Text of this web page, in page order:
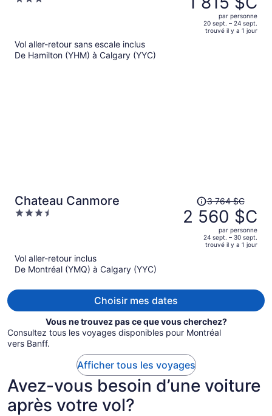
était
de 3 073 $C,
par personne
20 sept. – 24 sept.
trouvé il y a 1 jour
Vol aller-retour sans escale inclus
De Hamilton (YHM) à Calgary (YYC)
Chateau Canmore
3.5
prix
était
de 3 764 $C,
3 764 $C
2 560 $C
par personne
24 sept. – 30 sept.
trouvé il y a 1 jour
Vol aller-retour inclus
De Montréal (YMQ) à Calgary (YYC)
Choisir mes dates
Vous ne trouvez pas ce que vous cherchez?
Consultez tous les voyages disponibles pour Montréal
vers Banff.
Afficher tous les voyages
Avez-vous besoin d’une voiture
après votre vol?